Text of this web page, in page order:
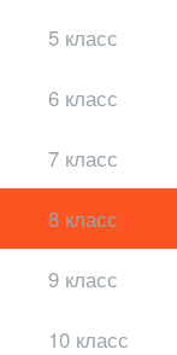
5 класс
6 класс
7 класс
8 класс
9 класс
10 класс